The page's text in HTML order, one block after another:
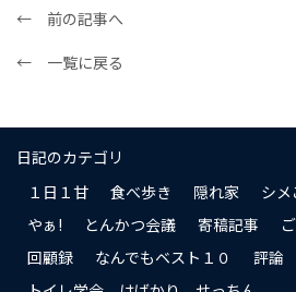
← 前の記事へ
← 一覧に戻る
日記のカテゴリ
１日１甘
食べ歩き 隠れ家 シ
やぁ!
とんかつ会議 寄稿記事
回顧録
なんでもベスト１０
評論